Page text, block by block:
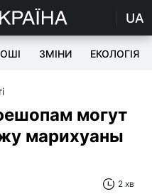
UA
ЗМІНИ ЕКОЛОГІЯ
могут
марихуаны
2 хв